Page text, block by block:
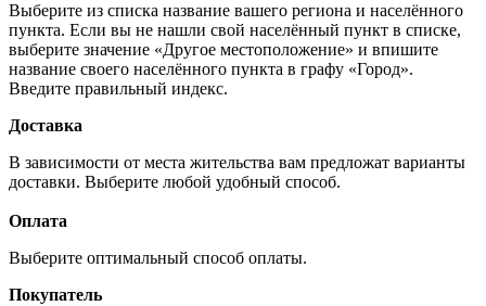
Выберите из списка название вашего региона и населённого
пункта. Если вы не нашли свой населённый пункт в списке,
выберите значение «Другое местоположение» и впишите
название своего населённого пункта в графу «Город».
Введите правильный индекс.
Доставка
В зависимости от места жительства вам предложат варианты
доставки. Выберите любой удобный способ.
Оплата
Выберите оптимальный способ оплаты.
Покупатель